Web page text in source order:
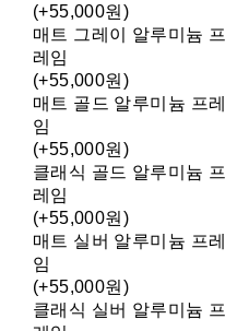
(+55,000원)
매트 그레이 알루미늄 프
레임
(+55,000원)
매트 골드 알루미늄 프레
임
(+55,000원)
클래식 골드 알루미늄 프
레임
(+55,000원)
매트 실버 알루미늄 프레
임
(+55,000원)
클래식 실버 알루미늄 프